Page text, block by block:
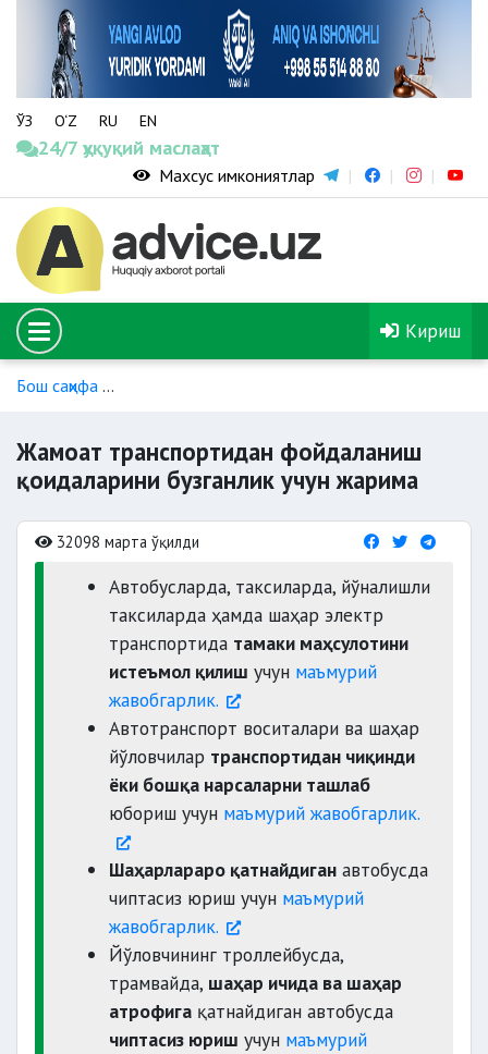
ЎЗ O‘Z RU EN
24/7 ҳуқуқий маслаҳат
Махсус имкониятлар
Кириш
Бош саҳифа
Жамоат транспортидан фойдаланиш
қоидаларини бузганлик учун жарима
32098 марта ўқилди
Автобусларда, таксиларда, йўналишли
таксиларда ҳамда шаҳар электр
транспортида тамаки маҳсулотини
истеъмол қилиш учун маъмурий
жавобгарлик.
Автотранспорт воситалари ва шаҳар
йўловчилар транспортидан чиқинди
ёки бошқа нарсаларни ташлаб
юбориш учун маъмурий жавобгарлик.
Шаҳарлараро қатнайдиган автобусда
чиптасиз юриш учун маъмурий
жавобгарлик.
Йўловчининг троллейбусда,
трамвайда, шаҳар ичида ва шаҳар
атрофига қатнайдиган автобусда
чиптасиз юриш учун маъмурий